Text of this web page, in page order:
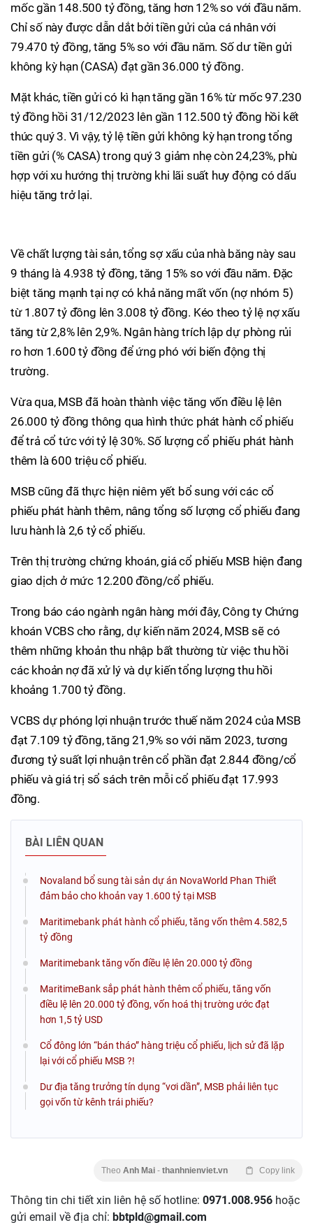
mốc gần 148.500 tỷ đồng, tăng hơn 12% so với đầu năm.
Chỉ số này được dẫn dắt bởi tiền gửi của cá nhân với
79.470 tỷ đồng, tăng 5% so với đầu năm. Số dư tiền gửi
không kỳ hạn (CASA) đạt gần 36.000 tỷ đồng.
Mặt khác, tiền gửi có kì hạn tăng gần 16% từ mốc 97.230
tỷ đồng hồi 31/12/2023 lên gần 112.500 tỷ đồng hồi kết
thúc quý 3. Vì vậy, tỷ lệ tiền gửi không kỳ hạn trong tổng
tiền gửi (% CASA) trong quý 3 giảm nhẹ còn 24,23%, phù
hợp với xu hướng thị trường khi lãi suất huy động có dấu
hiệu tăng trở lại.
Về chất lượng tài sản, tổng sợ xấu của nhà băng này sau
9 tháng là 4.938 tỷ đồng, tăng 15% so với đầu năm. Đặc
biệt tăng mạnh tại nợ có khả năng mất vốn (nợ nhóm 5)
từ 1.807 tỷ đồng lên 3.008 tỷ đồng. Kéo theo tỷ lệ nợ xấu
tăng từ 2,8% lên 2,9%. Ngân hàng trích lập dự phòng rủi
ro hơn 1.600 tỷ đồng để ứng phó với biến động thị
trường.
Vừa qua, MSB đã hoàn thành việc tăng vốn điều lệ lên
26.000 tỷ đồng thông qua hình thức phát hành cổ phiếu
để trả cổ tức với tỷ lệ 30%. Số lượng cổ phiếu phát hành
thêm là 600 triệu cổ phiếu.
MSB cũng đã thực hiện niêm yết bổ sung với các cổ
phiếu phát hành thêm, nâng tổng số lượng cổ phiếu đang
lưu hành là 2,6 tỷ cổ phiếu.
Trên thị trường chứng khoán, giá cổ phiếu MSB hiện đang
giao dịch ở mức 12.200 đồng/cổ phiếu.
Trong báo cáo ngành ngân hàng mới đây, Công ty Chứng
khoán VCBS cho rằng, dự kiến năm 2024, MSB sẽ có
thêm những khoản thu nhập bất thường từ việc thu hồi
các khoản nợ đã xử lý và dự kiến tổng lượng thu hồi
khoảng 1.700 tỷ đồng.
VCBS dự phóng lợi nhuận trước thuế năm 2024 của MSB
đạt 7.109 tỷ đồng, tăng 21,9% so với năm 2023, tương
đương tỷ suất lợi nhuận trên cổ phần đạt 2.844 đồng/cổ
phiếu và giá trị sổ sách trên mỗi cổ phiếu đạt 17.993
đồng.
BÀI LIÊN QUAN
Novaland bổ sung tài sản dự án NovaWorld Phan Thiết
đảm bảo cho khoản vay 1.600 tỷ tại MSB
Maritimebank phát hành cổ phiếu, tăng vốn thêm 4.582,5
tỷ đồng
Maritimebank tăng vốn điều lệ lên 20.000 tỷ đồng
MaritimeBank sắp phát hành thêm cổ phiếu, tăng vốn
điều lệ lên 20.000 tỷ đồng, vốn hoá thị trường ước đạt
hơn 1,5 tỷ USD
Cổ đông lớn “bán tháo” hàng triệu cổ phiếu, lịch sử đã lặp
lại với cổ phiếu MSB ?!
Dư địa tăng trưởng tín dụng “vơi dần”, MSB phải liên tục
gọi vốn từ kênh trái phiếu?
Theo Anh Mai - thanhnienviet.vn Copy link
Thông tin chi tiết xin liên hệ số hotline: 0971.008.956 hoặc
gửi email về địa chỉ: bbtpld@gmail.com